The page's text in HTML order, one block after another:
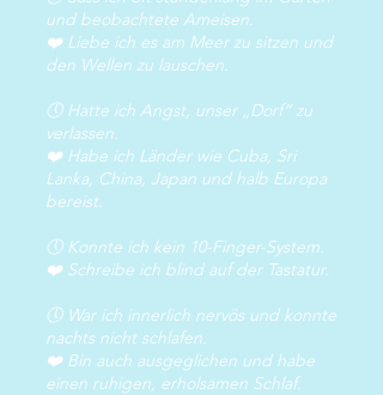
und beobachtete Ameisen.
❤️ Liebe ich es am Meer zu sitzen und
den Wellen zu lauschen.
🕔 Hatte ich Angst, unser „Dorf“ zu
verlassen.
❤️ Habe ich Länder wie Cuba, Sri
Lanka, China, Japan und halb Europa
bereist.
🕔 Konnte ich kein 10-Finger-System.
❤️ Schreibe ich blind auf der Tastatur.
🕔 War ich innerlich nervös und konnte
nachts nicht schlafen.
❤️ Bin auch ausgeglichen und habe
einen ruhigen, erholsamen Schlaf.